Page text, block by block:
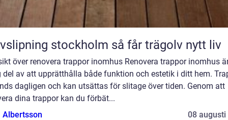
Golvslipning stockholm så får trägolv nytt liv
över renovera trappor inomhus Renovera trappor inomhus
del av att upprätthålla både funktion och estetik i ditt hem.
dagligen och kan utsättas för slitage över tiden. Genom att
dina trappor kan du förbät...
Albertsson
08 augusti